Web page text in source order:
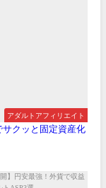
アダルトアフィリエイト
サクッと固定資産化